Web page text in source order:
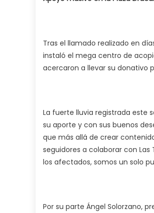
Tras el llamado realizado en
instaló el mega centro de
acercaron a llevar su donativo
La fuerte lluvia registrada este
su aporte y con sus buenos
que más allá de crear
seguidores a colaborar con
los afectados, somos un solo
Por su parte Ángel Solorzano,